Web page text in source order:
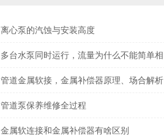
离心泵的汽蚀与安装高度
多台水泵同时运行，流量为什么不能简单相
管道金属软接，金属补偿器原理、场合解析
管道泵保养维修全过程
金属软连接和金属补偿器有啥区别